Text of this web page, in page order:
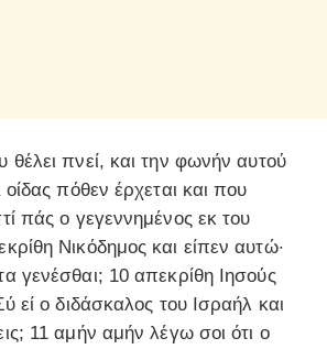
πνεί, και την φωνήν αυτού
οίδας πόθεν έρχεται και που
πάς ο γεγεννημένος εκ του
Νικόδημος και είπεν αυτώ·
γενέσθαι; 10 απεκρίθη Ιησούς
εί ο διδάσκαλος του Ισραήλ και
11 αμήν αμήν λέγω σοι ότι ο